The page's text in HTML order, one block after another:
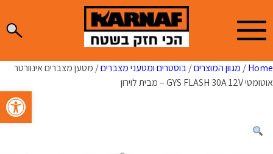
פתח
to
content
Home
/ מגוון המוצרים/בוסטרים ומטעני מצברים/ מטען מצברים אינוורטר
אוטומטי GYS FLASH 30A 12V – מבית לוירון